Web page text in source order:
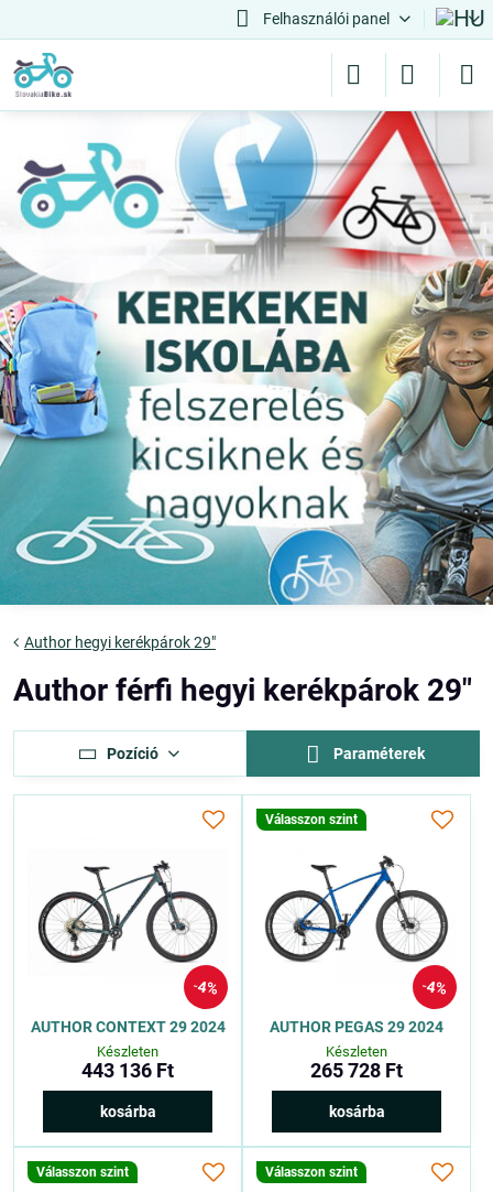
Felhasználói panel
Author hegyi kerékpárok 29"
Author férfi hegyi kerékpárok 29"
Pozíció Paraméterek
4%
AUTHOR CONTEXT 29 2024
Készleten
443 136 Ft
kosárba
4%
Válasszon szint
AUTHOR PEGAS 29 2024
Készleten
265 728 Ft
kosárba
Válasszon szint Válasszon szint